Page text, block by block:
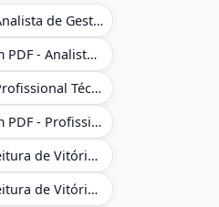
Apostila NAV Brasil 2026 - Analista de Gestão
Apostila NAV Brasil 2026 em PDF - Analista de Gestão
Apostila NAV Brasil 2026 - Profissional Técnico de Navegação Aérea - Operador de Torre de Controle
Apostila NAV Brasil 2026 em PDF - Profissional Técnico de Navegação Aérea - Operador de Torre de Controle
Caderno de Questões Prefeitura de Vitória da Conquista - BA - Conhecimentos Gerais - 450 Questões Gabaritadas
Caderno de Questões Prefeitura de Vitória da Conquista em PDF - BA - Conhecimentos Gerais - 450 Questões Gabaritadas